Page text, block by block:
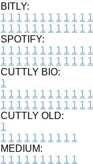
BITLY:
1 1 1 1 1 1 1 1 1 1 1 1
1 1 1 1 1 1 1 1 1 1 1 1
SPOTIFY:
1 1 1 1 1 1 1 1 1 1 1 1
1 1 1 1 1 1 1 1 1 1 1 1
CUTTLY BIO:
1
1 1 1 1 1 1 1 1 1 1 1 1
1 1 1 1 1 1 1 1 1 1 1 1
CUTTLY OLD:
1
1 1 1 1 1 1 1 1 1 1
MEDIUM:
1 1 1 1 1 1 1 1 1 1